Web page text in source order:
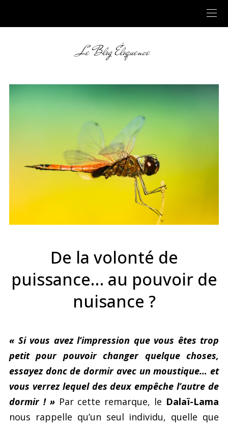
Le Blog Éloquence
De la volonté de
puissance… au pouvoir de
nuisance ?
« Si vous avez l’impression que vous êtes trop
petit pour pouvoir changer quelque choses,
essayez donc de dormir avec un moustique… et
vous verrez lequel des deux empêche l’autre de
dormir ! »Par cette remarque, le Dalaï-Lama
nous rappelle qu’un seul individu, quelle que